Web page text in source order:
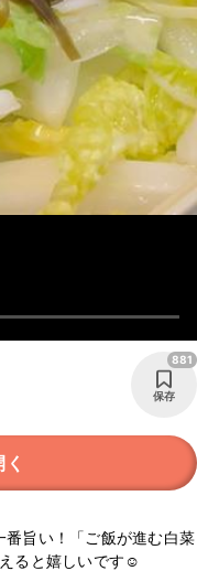
保存
881
旨い！「ご飯が進む白菜
ると嬉しいです☺️